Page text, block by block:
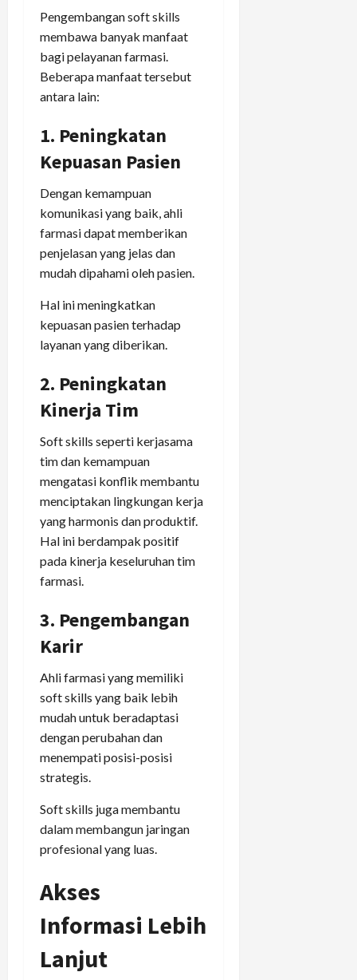
Pengembangan soft skills
membawa banyak manfaat
bagi pelayanan farmasi.
Beberapa manfaat tersebut
antara lain:
1. Peningkatan
Kepuasan Pasien
Dengan kemampuan
komunikasi yang baik, ahli
farmasi dapat memberikan
penjelasan yang jelas dan
mudah dipahami oleh pasien.
Hal ini meningkatkan
kepuasan pasien terhadap
layanan yang diberikan.
2. Peningkatan
Kinerja Tim
Soft skills seperti kerjasama
tim dan kemampuan
mengatasi konflik membantu
menciptakan lingkungan kerja
yang harmonis dan produktif.
Hal ini berdampak positif
pada kinerja keseluruhan tim
farmasi.
3. Pengembangan
Karir
Ahli farmasi yang memiliki
soft skills yang baik lebih
mudah untuk beradaptasi
dengan perubahan dan
menempati posisi-posisi
strategis.
Soft skills juga membantu
dalam membangun jaringan
profesional yang luas.
Akses
Informasi Lebih
Lanjut